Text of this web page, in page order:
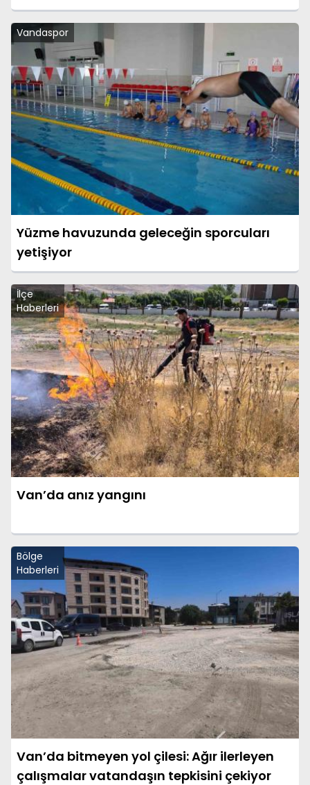
Vandaspor
Yüzme havuzunda geleceğin sporcuları
yetişiyor
İlçe
Haberleri
Van’da anız yangını
Bölge
Haberleri
Van’da bitmeyen yol çilesi: Ağır ilerleyen
çalışmalar vatandaşın tepkisini çekiyor